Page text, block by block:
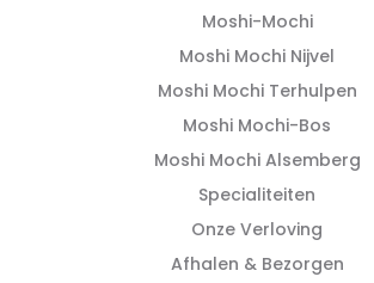
Moshi-Mochi
Moshi Mochi Nijvel
Moshi Mochi Terhulpen
Moshi Mochi-Bos
Moshi Mochi Alsemberg
Specialiteiten
Onze Verloving
Afhalen & Bezorgen